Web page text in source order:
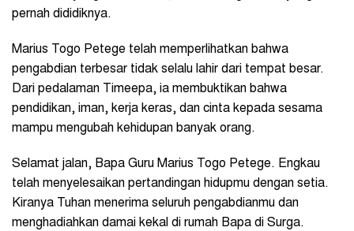
pernah dididiknya.
Marius Togo Petege telah memperlihatkan bahwa
pengabdian terbesar tidak selalu lahir dari tempat besar.
Dari pedalaman Timeepa, ia membuktikan bahwa
pendidikan, iman, kerja keras, dan cinta kepada sesama
mampu mengubah kehidupan banyak orang.
Selamat jalan, Bapa Guru Marius Togo Petege. Engkau
telah menyelesaikan pertandingan hidupmu dengan setia.
Kiranya Tuhan menerima seluruh pengabdianmu dan
menghadiahkan damai kekal di rumah Bapa di Surga.